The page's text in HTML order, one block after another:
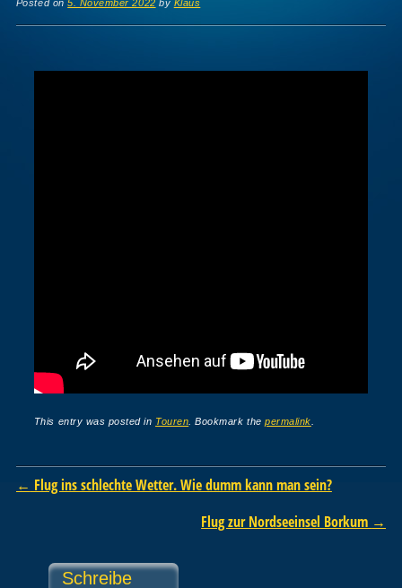
Posted on5. November 2022 by Klaus
This entry was posted in Touren . Bookmark thepermalink
Post navigation
← Flug ins schlechte Wetter. Wie dumm kann man sein?
Flug zur Nordseeinsel Borkum →
Schreibe